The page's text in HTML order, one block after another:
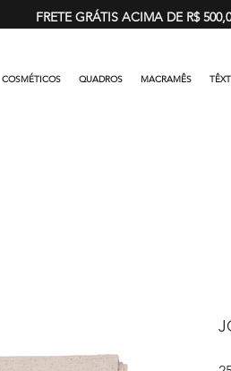
FRETE GRÁTIS ACIMA DE R$
COSMÉTICOS QUADROS MACRAMÊS